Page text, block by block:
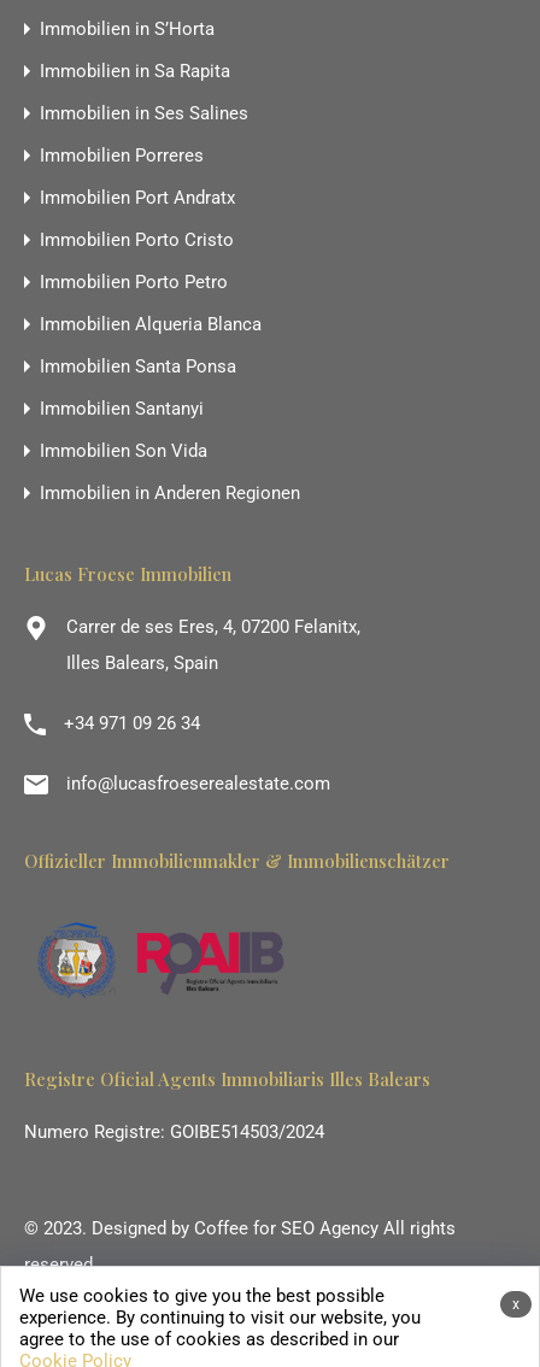
Immobilien in S’Horta
Immobilien in Sa Rapita
Immobilien in Ses Salines
Immobilien Porreres
Immobilien Port Andratx
Immobilien Porto Cristo
Immobilien Porto Petro
Immobilien Alqueria Blanca
Immobilien Santa Ponsa
Immobilien Santanyi
Immobilien Son Vida
Immobilien in Anderen Regionen
Lucas Froese Immobilien
Carrer de ses Eres, 4, 07200 Felanitx,
Illes Balears, Spain
+34 971 09 26 34
info@lucasfroeserealestate.com
Offizieller Immobilienmakler & Immobilienschätzer
Registre Oficial Agents Immobiliaris Illes Balears
Numero Registre: GOIBE514503/2024
© 2023. Designed by Coffee for SEO Agency All rights
reserved.
Ihr Immobilienmakler auf Mallorca.
x
We use cookies to give you the best possible
experience. By continuing to visit our website, you
agree to the use of cookies as described in our
Cookie Policy